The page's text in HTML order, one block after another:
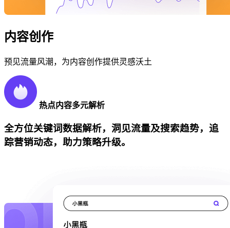
内容创作
预见流量风潮，为内容创作提供灵感沃土
热点内容多元解析
全方位关键词数据解析，洞见流量及搜索趋势，追
踪营销动态，助力策略升级。